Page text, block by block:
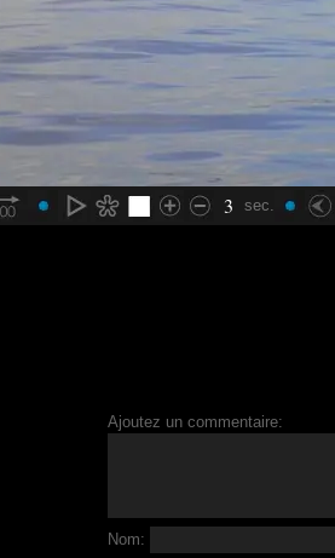
3 sec.
Ajoutez un commentaire:
Nom: